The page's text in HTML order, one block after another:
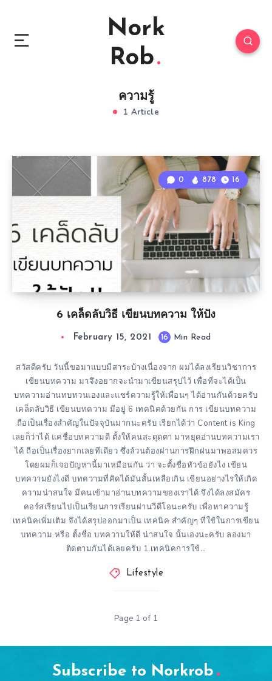
Nork
Rob
ความรู้
1 Article
6 เคล็ดลับวิธี เขียนบทความ ให้ปัง
0 878 16
February 15, 2021 16 Min Read
สวัสดีครับ วันนี้ขอมาแบบมีสาระบ้างเนื่องจาก ผมได้ลงเรียนวิชาการ
เขียนบทความ มาจึงอยากจะนำมาเขียนสรุปไว้ เพื่อที่จะได้เป็น
บทความอ่านทบทวนเองและแชร์ความรู้ให้เพื่อนๆ ได้อ่านกันด้วยครับ
เคล็ดลับวิธี เขียนบทความ มีอยู่ 6 เทคนิคด้วยกัน การ เขียนบทความ
ถือเป็นเรื่องสำคัญในปัจจุบันมากนะครับ เรียกได้ว่า Content is King
เลยก็ว่าได้ แค่ชื่อบทความดี ตั้งให้คนสะดุดตา มาหยุดอ่านบทความเรา
ได้ ถือเป็นเรื่องยากเลยทีเดียว ซึ่งล้วนต้องผ่านการฝึกฝนมาพอสมควร
โดยผมก็เจอปัญหานี้มาเหมือนกัน ว่า จะตั้งชื่อหัวข้อยังไง เขียน
บทความยังไงดี บทความที่คิดได้มันสั้นเหลือเกิน เขียนอย่างไรให้เกิด
ความน่าสนใจ มีคนเข้ามาอ่านบทความของเราได้ จึงได้ลงสมัคร
คอร์สเรียนไปเป็นเรียนการเรียนผ่านวีดีโอนะครับ เพื่อหาความรู้
เทคนิคเพิ่มเติม จึงได้สรุปออกมาเป็น เทคนิค สำคัญๆ ที่ใช้ในการเขียน
บทความ หรือ ตั้งชื่อ บทความให้ดี น่าสนใจ นั้นเองนะครับ ลองมา
ติดตามกันได้เลยครับ 1.เทคนิคการใช้…
Lifestyle
Page 1 of 1
Subscribe to Norkrob